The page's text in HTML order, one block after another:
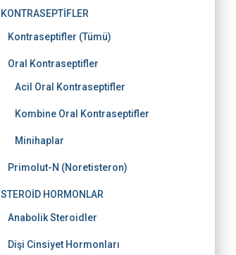
KONTRASEPTİFLER
Kontraseptifler (Tümü)
Oral Kontraseptifler
Acil Oral Kontraseptifler
Kombine Oral Kontraseptifler
Minihaplar
Primolut-N (Noretisteron)
STEROİD HORMONLAR
Anabolik Steroidler
Dişi Cinsiyet Hormonları